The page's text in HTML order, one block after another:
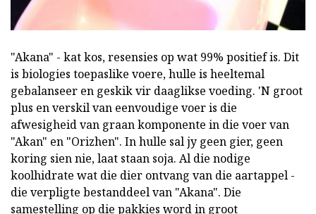
"Akana" - kat kos, resensies op wat 99% positief is. Dit
is biologies toepaslike voere, hulle is heeltemal
gebalanseer en geskik vir daaglikse voeding. 'N groot
plus en verskil van eenvoudige voer is die
afwesigheid van graan komponente in die voer van
"Akan" en "Orizhen". In hulle sal jy geen gier, geen
koring sien nie, laat staan soja. Al die nodige
koolhidrate wat die dier ontvang van die aartappel -
die verpligte bestanddeel van "Akana". Die
samestelling op die pakkies word in groot